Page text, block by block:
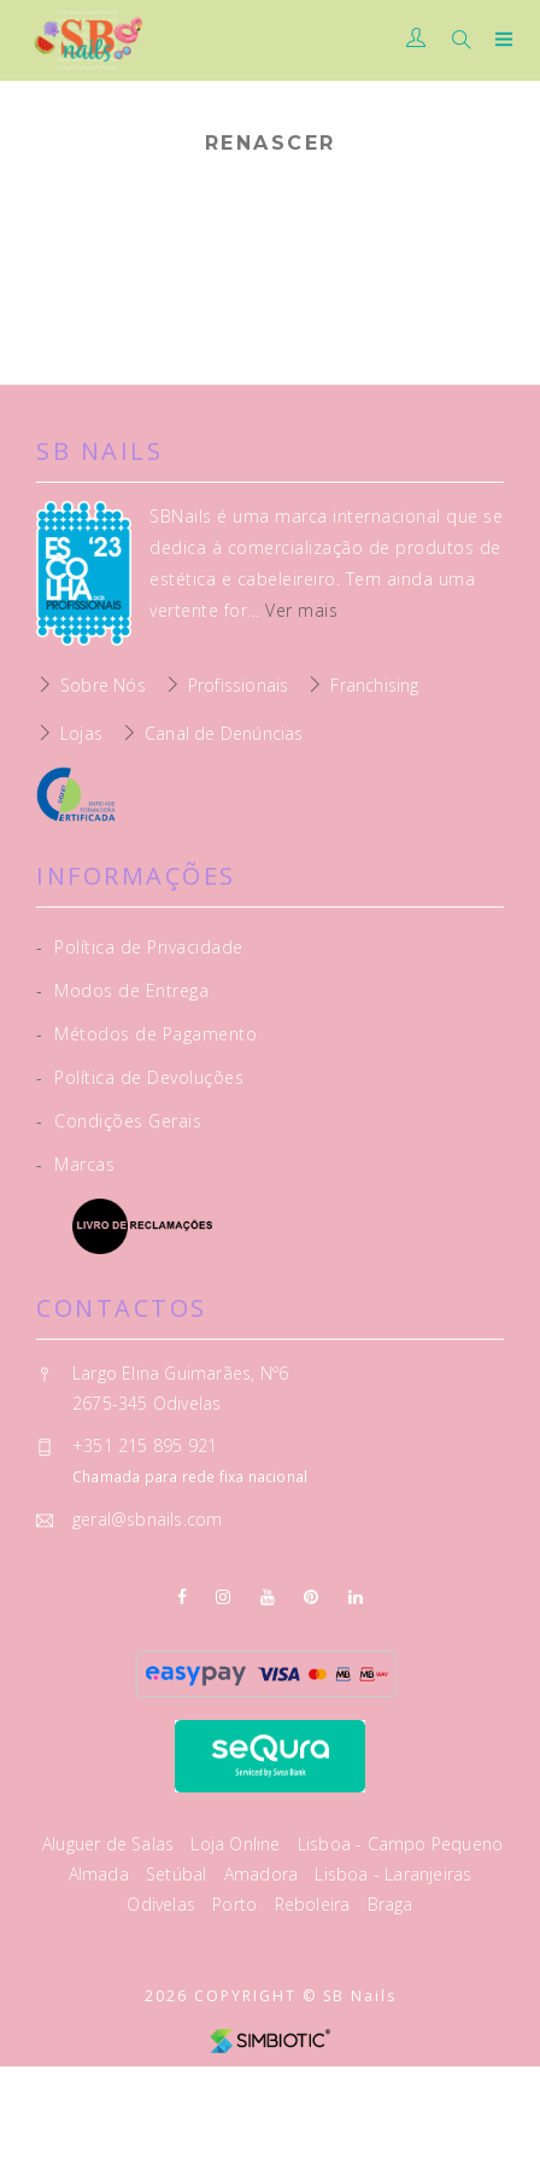
RENASCER
SB NAILS
SBNails é uma marca internacional que se
dedica à comercialização de produtos de
estética e cabeleireiro. Tem ainda uma
vertente for...Ver mais
Sobre Nós Profissionais Franchising
Lojas Canal de Denúncias
INFORMAÇÕES
-
Política de Privacidade
-
Modos de Entrega
-
Métodos de Pagamento
-
Política de Devoluções
-
Condições Gerais
-
Marcas
CONTACTOS
Largo Elina Guimarães, Nº6
2675-345 Odivelas
+351 215 895 921
Chamada para rede fixa nacional
geral@sbnails.com
Aluguer de Salas Loja Online
Lisboa - Campo Pequeno
Almada
Setúbal Amadora
Lisboa - Laranjeiras
Odivelas
Porto Reboleira Braga
2026 COPYRIGHT © SB Nails